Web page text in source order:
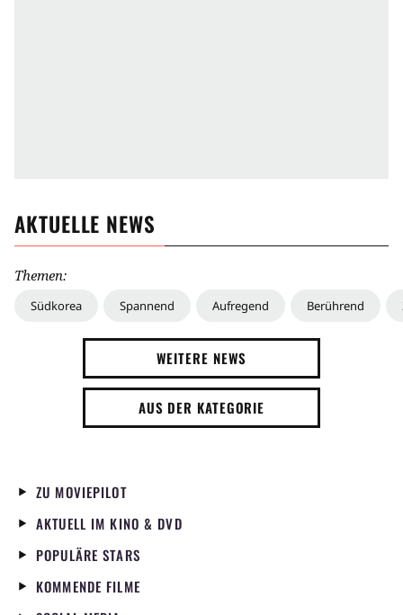
AKTUELLE NEWS
Themen:
Südkorea Spannend Aufregend Berührend
WEITERE NEWS
AUS DER KATEGORIE
ZU MOVIEPILOT
AKTUELL IM KINO & DVD
POPULÄRE STARS
KOMMENDE FILME